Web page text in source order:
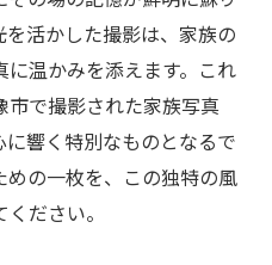
活かした撮影は、家族の
温かみを添えます。これ
市で撮影された家族写真
響く特別なものとなるで
めの一枚を、この独特の風
ださい。